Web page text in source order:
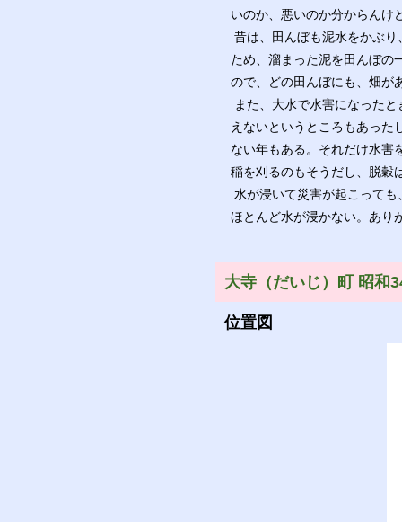
いのか、悪いのか分からんけ
昔は、田んぼも泥水をかぶ
ため、溜まった泥を田んぼの
ので、どの田んぼにも、畑が
また、大水で水害になった
えないというところもあった
ない年もある。それだけ水害
稲を刈るのもそうだし、脱穀
水が浸いて災害が起こって
ほとんど水が浸かない。あり
大寺（だいじ）町 昭和
位置図